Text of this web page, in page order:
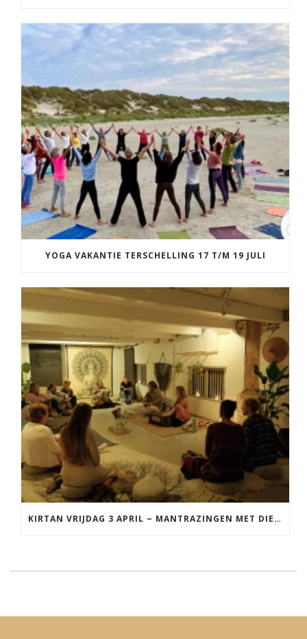
YOGA VAKANTIE TERSCHELLING 17 T/M 19 JULI
KIRTAN VRIJDAG 3 APRIL ~ MANTRAZINGEN MET DIEDERICK IN LEEUWARDEN